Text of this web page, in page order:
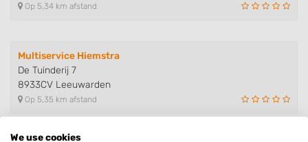
Op 5,34 km afstand
Multiservice Hiemstra
De Tuinderij 7
8933CV Leeuwarden
Op 5,35 km afstand
We use cookies